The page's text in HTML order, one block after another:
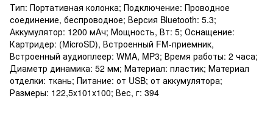
Тип: Портативная колонка; Подключение: Проводное
соединение, беспроводное; Версия Bluetooth: 5.3;
Аккумулятор: 1200 мAч; Мощность, Вт: 5; Оснащение:
Картридер: (MicroSD), Встроенный FM-приемник,
Встроенный аудиоплеер: WMA, MP3; Время работы: 2 часа;
Диаметр динамика: 52 мм; Материал: пластик; Материал
отделки: ткань; Питание: от USB; от аккумулятора;
Размеры: 122,5x101x100; Вес, г: 394